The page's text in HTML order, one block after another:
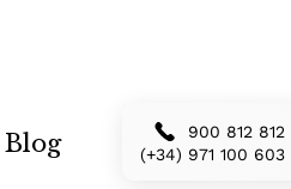
Blog
900 812 812
(+34) 971 100 603